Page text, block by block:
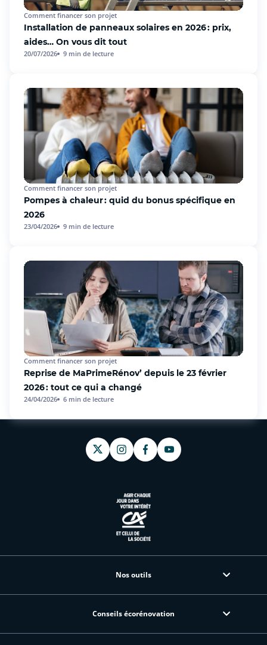
Installation de panneaux solaires en 2026 : prix,
aides… On vous dit tout
Comment financer son projet
20/07/2026 9 min de lecture
Pompes à chaleur : quid du bonus spécifique en
2026
Comment financer son projet
23/04/2026 9 min de lecture
Reprise de MaPrimeRénov’ depuis le 23 février
2026 : tout ce qui a changé
Comment financer son projet
24/04/2026 6 min de lecture
Nos outils
Conseils écorénovation